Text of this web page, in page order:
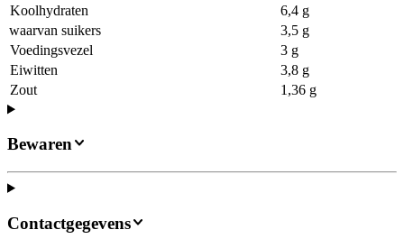
Koolhydraten
6,4 g
waarvan suikers
3,5 g
Voedingsvezel
3 g
Eiwitten
3,8 g
Zout
1,36 g
Bewaren
Contactgegevens